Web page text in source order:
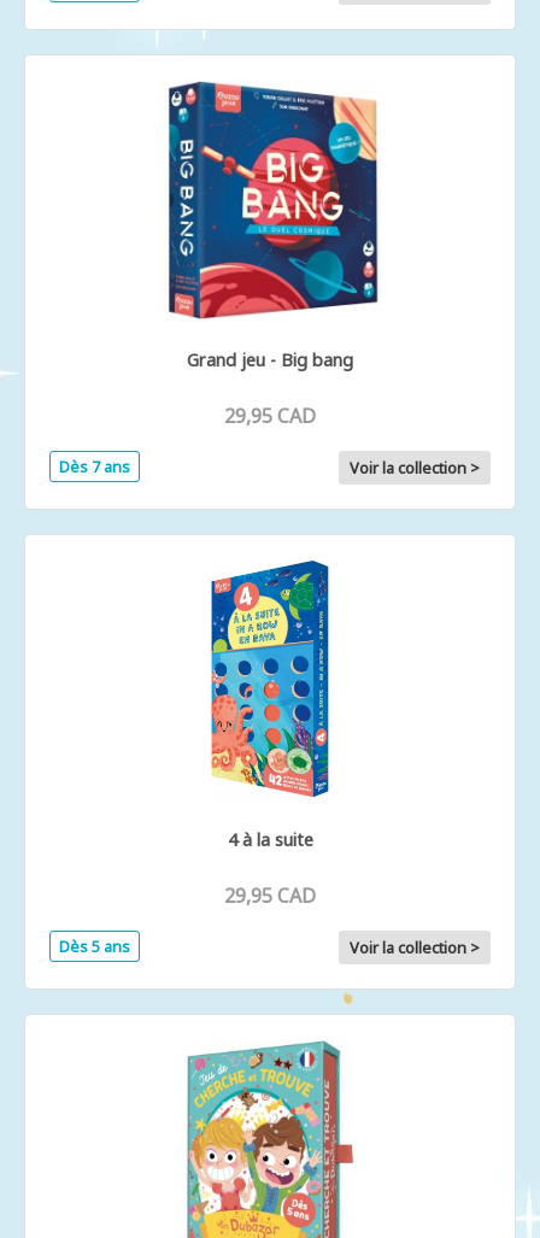
Grand jeu - Big bang
29,95 CAD
Dès 7 ans Voir la collection >
4 à la suite
29,95 CAD
Dès 5 ans Voir la collection >